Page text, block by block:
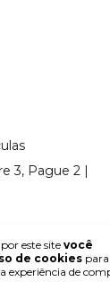
este site você
de cookies para
experiência de
3, Pague 2 |